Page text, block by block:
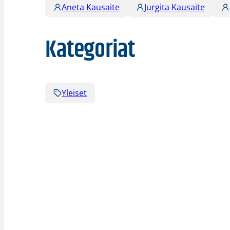
Aneta Kausaite Jurgita Kausaite
Kategoriat
Yleiset